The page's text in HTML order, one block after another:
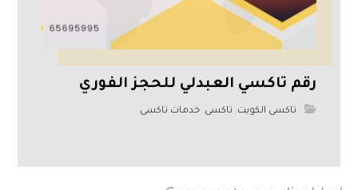
رقم تاكسي العبدلي للحجز الفوري
تاكسى الكويت, تاكسى,خدمات تاكسى